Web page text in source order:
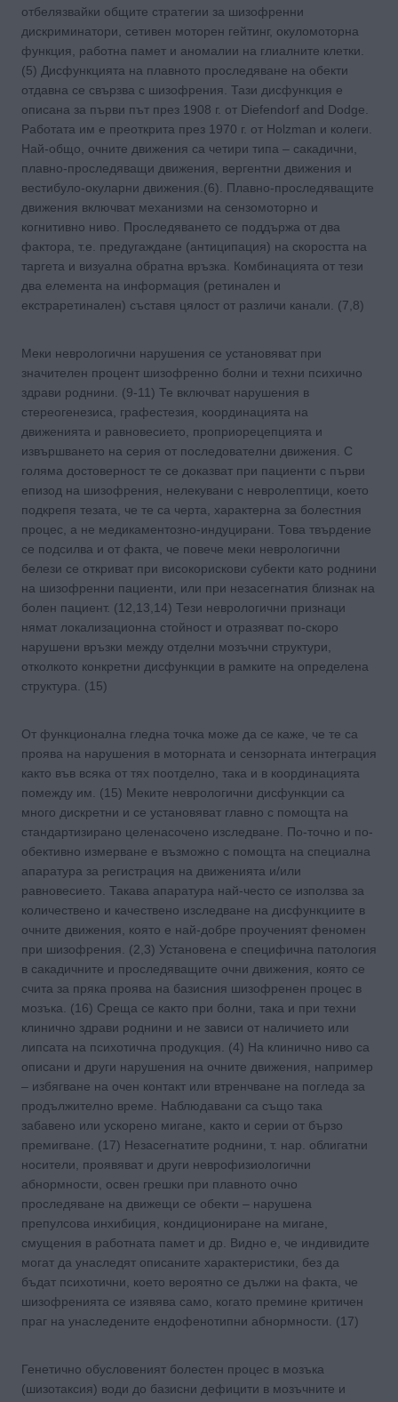
отбелязвайки общите стратегии за шизофренни
дискриминатори, сетивен моторен гейтинг, окуломоторна
функция, работна памет и аномалии на глиалните клетки.
(5) Дисфункцията на плавното проследяване на обекти
отдавна се свързва с шизофрения. Тази дисфункция е
описана за първи път през 1908 г. от Diefendorf and Dodge.
Работата им е преоткритa през 1970 г. от Holzman и колеги.
Най-общо, очните движения са четири типа – сакадични,
плавно-проследяващи движения, вергентни движения и
вестибуло-окуларни движения.(6). Плавно-проследяващите
движения включват механизми на сензомоторно и
когнитивно ниво. Проследяването се поддържа от два
фактора, т.е. предугаждане (антиципация) на скоростта на
таргета и визуална обратна връзка. Комбинацията от тези
два елемента на информация (ретинален и
екстраретинален) съставя цялост от различи канали. (7,8)
Меки неврологични нарушения се установяват при
значителен процент шизофренно болни и техни психично
здрави роднини. (9-11) Те включват нарушения в
стереогенезиса, графестезия, координацията на
движенията и равновесието, проприорецепцията и
извършването на серия от последователни движения. С
голяма достоверност те се доказват при пациенти с първи
епизод на шизофрения, нелекувани с невролептици, което
подкрепя тезата, че те са черта, характерна за болестния
процес, а не медикаментозно-индуцирани. Това твърдение
се подсилва и от факта, че повече меки неврологични
белези се откриват при високорискови субекти като роднини
на шизофренни пациенти, или при незасегнатия близнак на
болен пациент. (12,13,14) Тези неврологични признаци
нямат локализационна стойност и отразяват по-скоро
нарушени връзки между отделни мозъчни структури,
отколкото конкретни дисфункции в рамките на определена
структура. (15)
От функционална гледна точка може да се каже, че те са
проява на нарушения в моторната и сензорната интеграция
както във всяка от тях поотделно, така и в координацията
помежду им. (15) Меките неврологични дисфункции са
много дискретни и се установяват главно с помощта на
стандартизирано целенасочено изследване. По-точно и по-
обективно измерване е възможно с помощта на специална
апаратура за регистрация на движенията и/или
равновесието. Такава апаратура най-често се използва за
количествено и качествено изследване на дисфункциите в
очните движения, която е най-добре проученият феномен
при шизофрения. (2,3) Установена е специфична патология
в сакадичните и проследяващите очни движения, която се
счита за пряка проява на базисния шизофренен процес в
мозъка. (16) Среща се както при болни, така и при техни
клинично здрави роднини и не зависи от наличието или
липсата на психотична продукция. (4) На клинично ниво са
описани и други нарушения на очните движения, например
– избягване на очен контакт или втренчване на погледа за
продължително време. Наблюдавани са също така
забавено или ускорено мигане, както и серии от бързо
премигване. (17) Незасегнатите роднини, т. нар. облигатни
носители, проявяват и други неврофизиологични
абнормности, освен грешки при плавното очно
проследяване на движещи се обекти – нарушена
препулсова инхибиция, кондициониране на мигане,
смущения в работната памет и др. Видно е, че индивидите
могат да унаследят описаните характеристики, без да
бъдат психотични, което вероятно се дължи на факта, че
шизофренията се изявява само, когато премине критичен
праг на унаследените ендофенотипни абнормности. (17)
Генетично обусловеният болестен процес в мозъка
(шизотаксия) води до базисни дефицити в мозъчните и